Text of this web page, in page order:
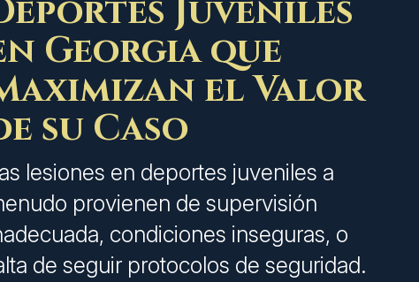
Juveniles
Georgia que
el Valor
su Caso
lesiones en deportes juveniles a
provienen de supervisión
condiciones inseguras, o
de seguir protocolos de seguridad.